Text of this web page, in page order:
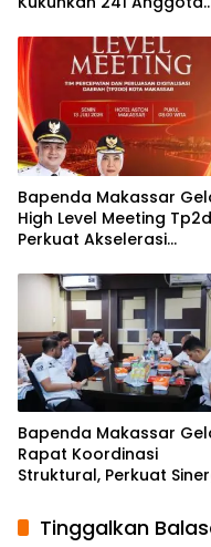
Akkarena
Bapenda Makassar
High Level Meeting
Perkuat Akselerasi
Layanan Daerah
Bapenda Makassar
Rapat Koordinasi
Struktural, Perkuat
Pendapatan Daerah
Tinggalkan